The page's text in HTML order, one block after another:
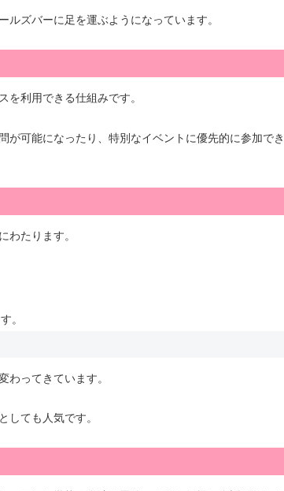
ズバーに足を運ぶようになっています。
利用できる仕組みです。
可能になったり、特別なイベントに優先的に参加でき
わたります。
。
わってきています。
しても人気です。